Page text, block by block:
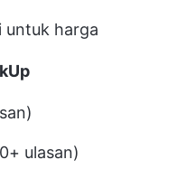
untuk harga
ulasan)